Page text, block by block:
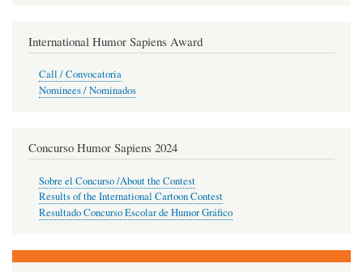
International Humor Sapiens Award
Call / Convocatoria
Nominees / Nominados
Concurso Humor Sapiens 2024
Sobre el Concurso /About the Contest
Results of the International Cartoon Contest
Resultado Concurso Escolar de Humor Gráfico